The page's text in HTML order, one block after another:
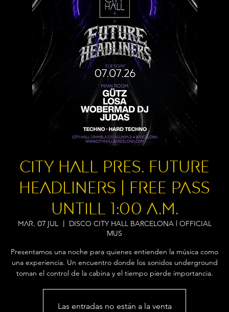
City Hall pres. FUTURE
HEADLINERS | Free Pass
untill 1:00 A.M.
mar, 07 jul
DISCO CITY HALL BARCELONA l OFFICIAL
MUS
Presentamos una noche para quienes entienden la música como
una experiencia. Un encuentro donde los sonidos underground
toman el control de la cabina y el tiempo pierde importancia.
Las entradas no están a la venta